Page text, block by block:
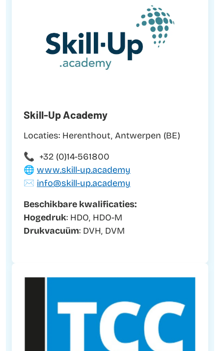
Skill-Up Academy
Locaties: Herenthout, Antwerpen (BE)
📞 +32 (0)14-561800
🌐 www.skill-up.academy
✉️ info@skill-up.academy
Beschikbare kwalificaties:
Hogedruk: HDO, HDO-M
Drukvacuüm: DVH, DVM